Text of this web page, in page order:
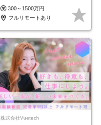
円～／年休130日以上
300～1500万円
フルリモートあり
株式会社Vuetech